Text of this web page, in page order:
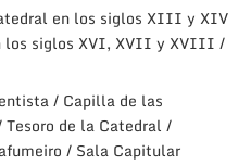
en los siglos XIII y XIV
los siglos XVI, XVII y XVIII /
/ Capilla de las
de la Catedral /
/ Sala Capitular